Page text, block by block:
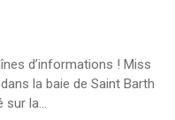
d’informations ! Miss
la baie de Saint Barth
sur la…